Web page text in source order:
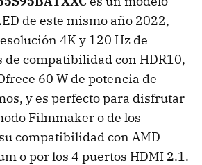
de este mismo año 2022,
4K y 120 Hz de
de compatibilidad con HDR10,
60 W de potencia de
y es perfecto para disfrutar
Filmmaker o de los
compatibilidad con AMD
o por los 4 puertos HDMI 2.1.